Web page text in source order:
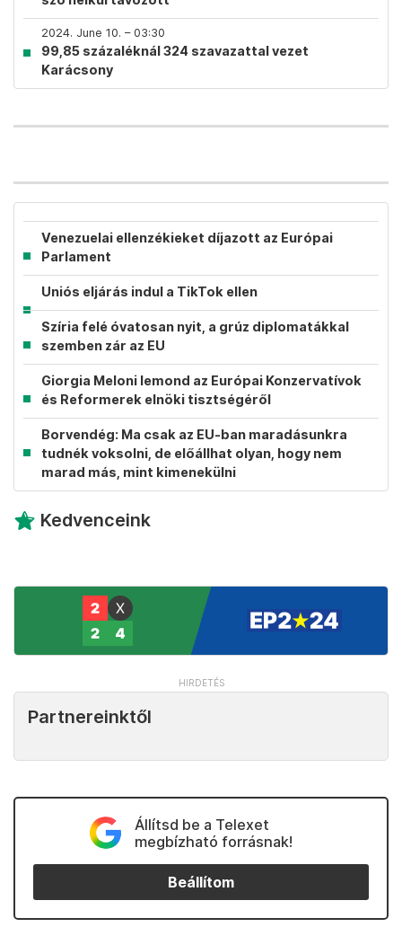
2024. June 10. – 03:30
99,85 százaléknál 324 szavazattal vezet
Karácsony
Venezuelai ellenzékieket díjazott az Európai
Parlament
Uniós eljárás indul a TikTok ellen
Szíria felé óvatosan nyit, a grúz diplomatákkal
szemben zár az EU
Giorgia Meloni lemond az Európai Konzervatívok
és Reformerek elnöki tisztségéről
Borvendég: Ma csak az EU-ban maradásunkra
tudnék voksolni, de előállhat olyan, hogy nem
marad más, mint kimenekülni
Kedvenceink
Partnereinktől
Állítsd be a Telexet
megbízható forrásnak!
Beállítom